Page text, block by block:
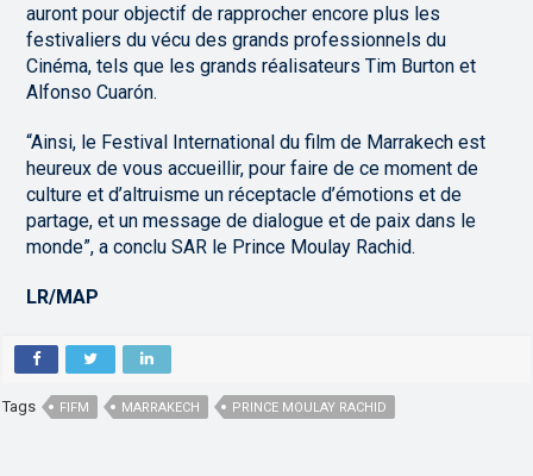
auront pour objectif de rapprocher encore plus les
festivaliers du vécu des grands professionnels du
Cinéma, tels que les grands réalisateurs Tim Burton et
Alfonso Cuarón.
“Ainsi, le Festival International du film de Marrakech est
heureux de vous accueillir, pour faire de ce moment de
culture et d’altruisme un réceptacle d’émotions et de
partage, et un message de dialogue et de paix dans le
monde”, a conclu SAR le Prince Moulay Rachid.
LR/MAP
Tags FIFM MARRAKECH PRINCE MOULAY RACHID